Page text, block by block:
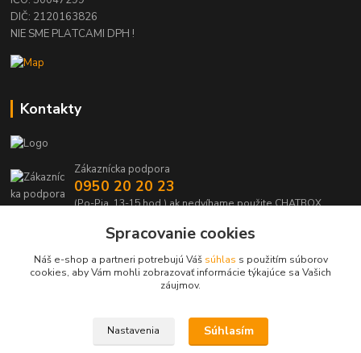
DIČ: 2120163826
NIE SME PLATCAMI DPH !
Kontakty
Zákaznícka podpora
0950 20 20 23
(Po-Pia, 13-15 hod.) ak nedvíhame použite CHATBOX
info@kabelmanie.sk
Upravit sběr cookies.
Spracovanie cookies
Náš e-shop a partneri potrebujú Váš súhlas s použitím súborov
cookies, aby Vám mohli zobrazovať informácie týkajúce sa Vašich
záujmov.
Nastavenia Súhlasím